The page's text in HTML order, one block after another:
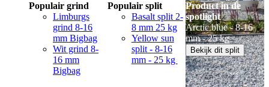
Populair grind
Limburgs
grind 8-16
mm Bigbag
Wit grind 8-
16 mm
Bigbag
Populair split
Basalt split 2-
8 mm 25 kg
Yellow sun
split - 8-16
mm - 25 kg
Product in de
spotlight
Arctic blue - 8-16
mm - 25 kg
Bekijk dit split